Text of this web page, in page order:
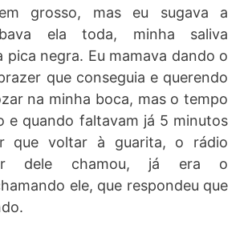
grosso, mas eu sugava a
ela toda, minha saliva
pica negra. Eu mamava dando o
que conseguia e querendo
na minha boca, mas o tempo
e quando faltavam já 5 minutos
que voltar à guarita, o rádio
dele chamou, já era o
ele, que respondeu que